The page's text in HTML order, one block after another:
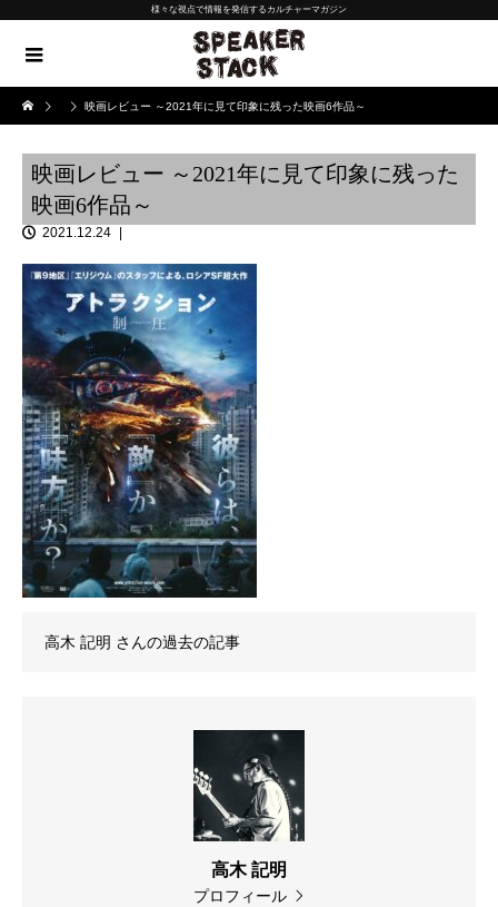
様々な視点で情報を発信するカルチャーマガジン
映画レビュー ～2021年に見て印象に残った映画6作品～
映画レビュー ～2021年に見て印象に残った
映画6作品～
2021.12.24
高木 記明 さんの過去の記事
高木 記明
プロフィール